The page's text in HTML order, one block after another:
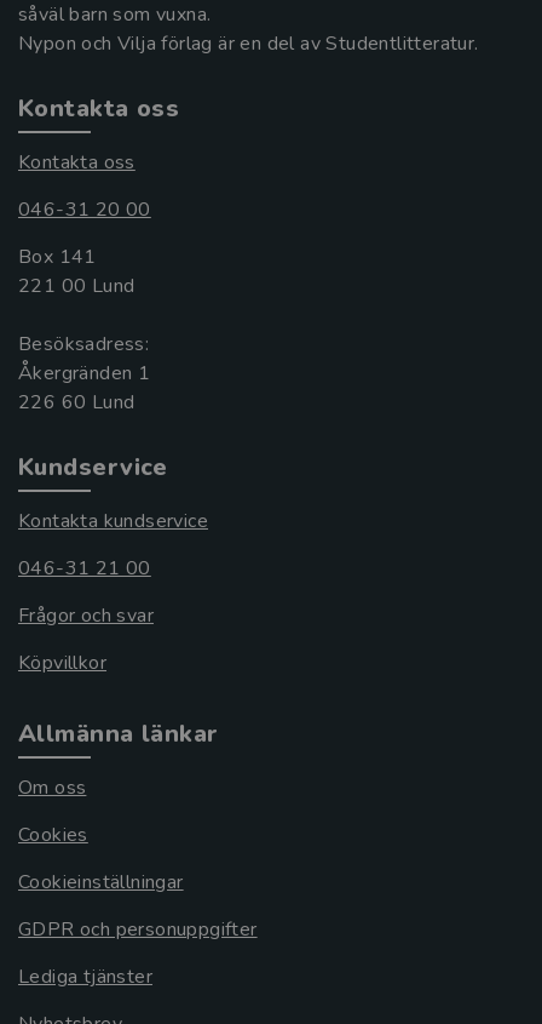
såväl barn som vuxna.
Nypon och Vilja förlag är en del av Studentlitteratur.
Kontakta oss
Kontakta oss
046-31 20 00
Box 141
221 00 Lund
Besöksadress:
Åkergränden 1
Kundservice
Kontakta kundservice
046-31 21 00
Frågor och svar
Köpvillkor
Allmänna länkar
Om oss
Cookies
Cookieinställningar
GDPR och personuppgifter
Lediga tjänster